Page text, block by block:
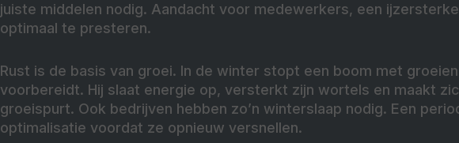
juiste middelen nodig. Aandacht voor medewerkers, een
optimaal te presteren.
Rust is de basis van groei. In de winter stopt een boom met
voorbereidt. Hij slaat energie op, versterkt zijn wortels en maakt
groeispurt. Ook bedrijven hebben zo’n winterslaap nodig. Een
optimalisatie voordat ze opnieuw versnellen.